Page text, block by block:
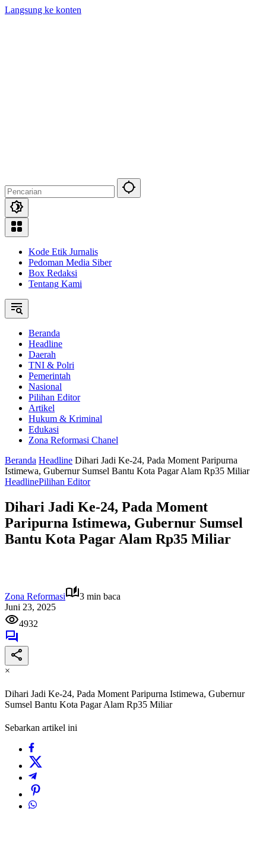
Langsung ke konten
Kode Etik Jurnalis
Pedoman Media Siber
Box Redaksi
Tentang Kami
Beranda
Headline
Daerah
TNI & Polri
Pemerintah
Nasional
Pilihan Editor
Artikel
Hukum & Kriminal
Edukasi
Zona Reformasi Chanel
Beranda Headline Dihari Jadi Ke-24, Pada Moment Paripurna
Istimewa, Gubernur Sumsel Bantu Kota Pagar Alam Rp35 Miliar
HeadlinePilihan Editor
Dihari Jadi Ke-24, Pada Moment
Paripurna Istimewa, Gubernur Sumsel
Bantu Kota Pagar Alam Rp35 Miliar
Zona Reformasi
3 min baca
Juni 23, 2025
4932
×
Dihari Jadi Ke-24, Pada Moment Paripurna Istimewa, Gubernur
Sumsel Bantu Kota Pagar Alam Rp35 Miliar
Sebarkan artikel ini